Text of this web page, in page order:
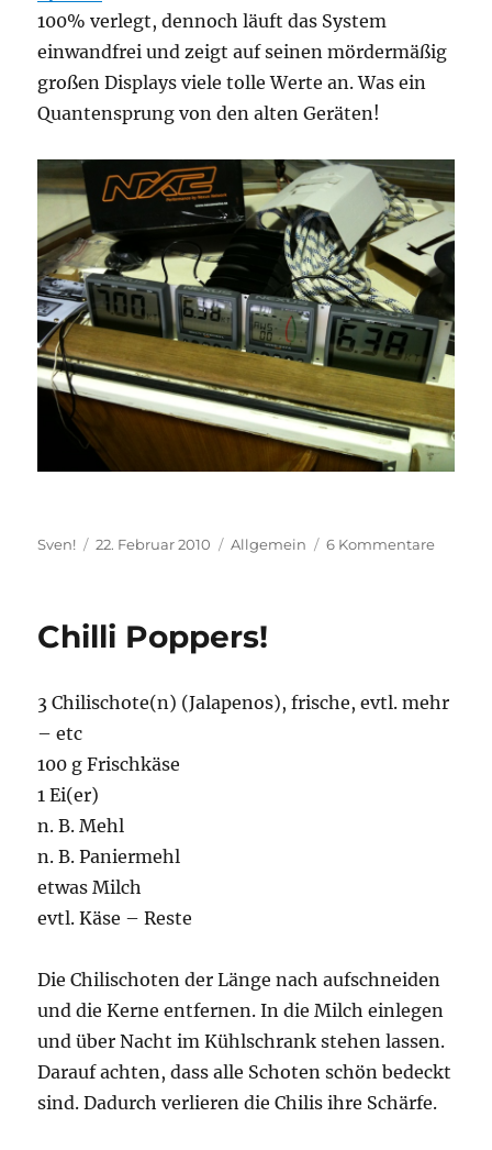
100% verlegt, dennoch läuft das System
einwandfrei und zeigt auf seinen mördermäßig
großen Displays viele tolle Werte an. Was ein
Quantensprung von den alten Geräten!
Autor
Sven!
Veröffentlicht
22. Februar 2010 Kategorien
Allgemein 6 Kommentarezu
Chilli Poppers!
3 Chilischote(n) (Jalapenos), frische, evtl. mehr
– etc
100 g Frischkäse
1 Ei(er)
n. B. Mehl
n. B. Paniermehl
etwas Milch
evtl. Käse – Reste
Die Chilischoten der Länge nach aufschneiden
und die Kerne entfernen. In die Milch einlegen
und über Nacht im Kühlschrank stehen lassen.
Darauf achten, dass alle Schoten schön bedeckt
sind. Dadurch verlieren die Chilis ihre Schärfe.